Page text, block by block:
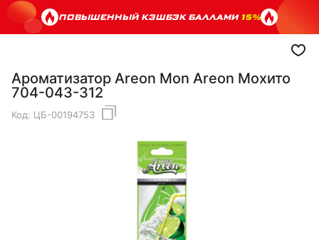
ПОВЫШЕННЫЙ КЭШБЭК БАЛЛАМИ15%
Ароматизатор Areon Mon Areon Мохито
704-043-312
Код: ЦБ-00194753